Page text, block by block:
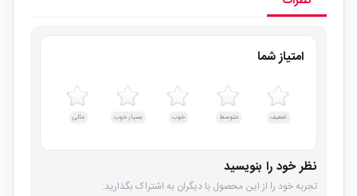
امتیاز شما
ضعیف متوسط خوب بسیار خوب عالی
نظر خود را بنویسید
تجربه خود را از این محصول با دیگران به اشتراک بگذارید.